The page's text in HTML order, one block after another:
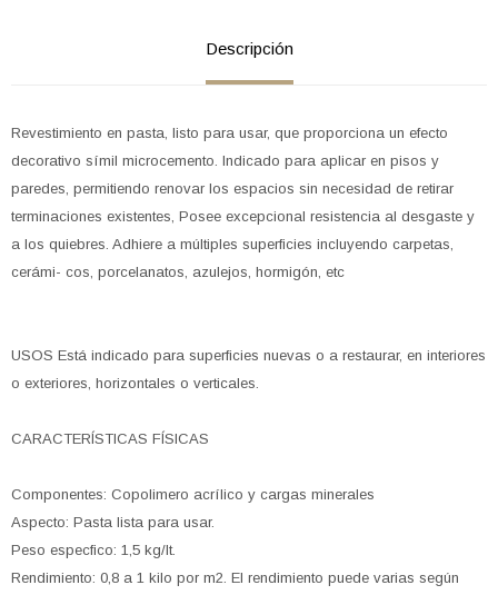
Descripción
Revestimiento en pasta, listo para usar, que proporciona un efecto
decorativo símil microcemento. Indicado para aplicar en pisos y
paredes, permitiendo renovar los espacios sin necesidad de retirar
terminaciones existentes, Posee excepcional resistencia al desgaste y
a los quiebres. Adhiere a múltiples superficies incluyendo carpetas,
cerámi- cos, porcelanatos, azulejos, hormigón, etc
USOS Está indicado para superficies nuevas o a restaurar, en interiores
o exteriores, horizontales o verticales.
CARACTERÍSTICAS FÍSICAS
Componentes: Copolimero acrílico y cargas minerales
Aspecto: Pasta lista para usar.
Peso especfico: 1,5 kg/It.
Rendimiento: 0,8 a 1 kilo por m2. El rendimiento puede varias según